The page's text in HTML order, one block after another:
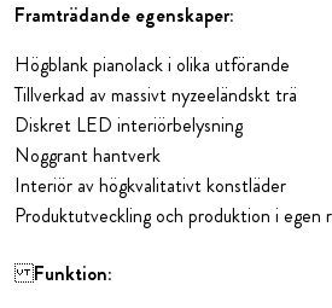
Framträdande egenskaper:
Högblank pianolack i olika utförande
Tillverkad av massivt nyzeeländskt trä
Diskret LED interiörbelysning
Noggrant hantverk
Interiör av högkvalitativt konstläder
Produktutveckling och produktion i egen
Funktion: